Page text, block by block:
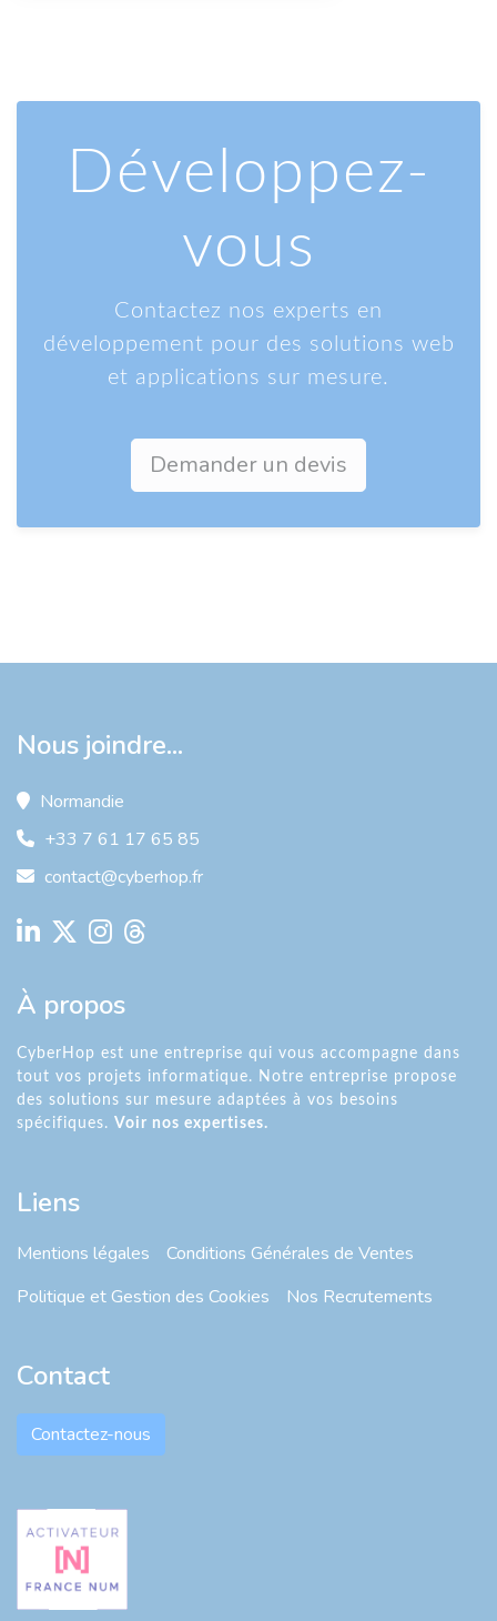
Développez-
vous
Contactez nos experts en
développement pour des solutions web
et applications sur mesure.
Demander un devis
Nous joindre...
Normandie
+33 7 61 17 65 85
contact@cyberhop.fr
À propos
CyberHop est une entreprise qui vous accompagne dans
tout vos projets informatique. Notre entreprise propose
des solutions sur mesure adaptées à vos besoins
spécifiques. Voir nos expertises.
Liens
Mentions légales
Conditions Générales de Ventes
Politique et Gestion des Cookies
Nos Recrutements
Contact
Contactez-nous